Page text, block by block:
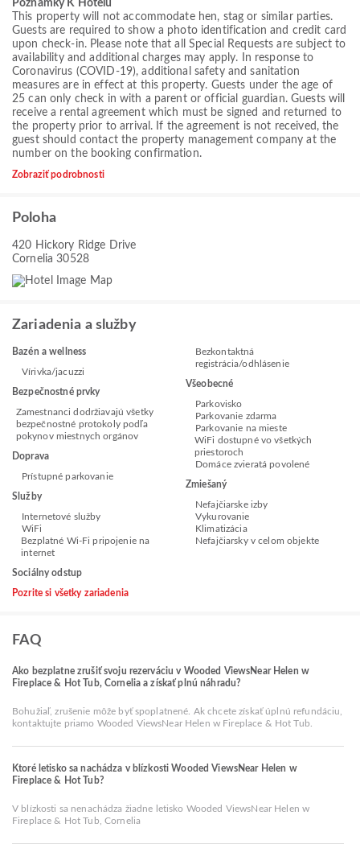
Poznamky K Hotelu
This property will not accommodate hen, stag or similar parties.
Guests are required to show a photo identification and credit card
upon check-in. Please note that all Special Requests are subject to
availability and additional charges may apply. In response to
Coronavirus (COVID-19), additional safety and sanitation
measures are in effect at this property. Guests under the age of
25 can only check in with a parent or official guardian. Guests will
receive a rental agreement which must be signed and returned to
the property prior to arrival. If the agreement is not received, the
guest should contact the property management company at the
number on the booking confirmation.
Zobraziť podrobnosti
Poloha
420 Hickory Ridge Drive
Cornelia 30528
Zariadenia a služby
Bazén a wellness
Vírivka/jacuzzi
Bezpečnostné prvky
Zamestnanci dodržiavajú všetky
bezpečnostné protokoly podľa
pokynov miestnych orgánov
Doprava
Prístupné parkovanie
Služby
Internetové služby
WiFi
Bezplatné Wi-Fi pripojenie na
internet
Sociálny odstup
Bezkontaktná
registrácia/odhlásenie
Všeobecné
Parkovisko
Parkovanie zdarma
Parkovanie na mieste
WiFi dostupné vo všetkých
priestoroch
Domáce zvieratá povolené
Zmiešaný
Nefajčiarske izby
Vykurovanie
Klimatizácia
Nefajčiarsky v celom objekte
Pozrite si všetky zariadenia
FAQ
Ako bezplatne zrušiť svoju rezerváciu v Wooded ViewsNear Helen w
Fireplace & Hot Tub, Cornelia a získať plnú náhradu?
Bohužiaľ, zrušenie môže byť spoplatnené. Ak chcete získať úplnú refundáciu,
kontaktujte priamo Wooded ViewsNear Helen w Fireplace & Hot Tub.
Ktoré letisko sa nachádza v blízkosti Wooded ViewsNear Helen w
Fireplace & Hot Tub?
V blízkosti sa nenachádza žiadne letisko Wooded ViewsNear Helen w
Fireplace & Hot Tub, Cornelia